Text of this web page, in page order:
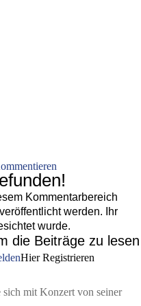
Kommentarbereich
werden. Ihr
wurde.
die Beiträge zu lesen
Hier Registrieren
sich mit Konzert von seiner